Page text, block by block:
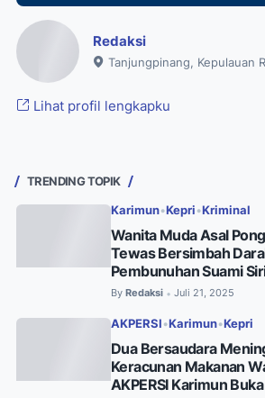
Redaksi
Tanjungpinang, Kepulauan
Lihat profil lengkapku
TRENDING TOPIK
Karimun•Kepri •Kriminal
Wanita Muda Asal
Tewas Bersimbah
Pembunuhan Suami
By Redaksi • Juli 21, 2025
AKPERSI •Karimun•Kepri
Dua Bersaudara
Keracunan Makanan
AKPERSI Karimun